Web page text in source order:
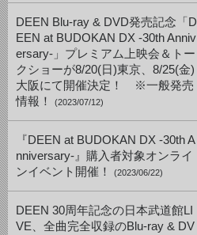
DEEN Blu-ray & DVD発売記念「D
EEN at BUDOKAN DX -30th Anniv
ersary-」プレミアム上映会＆トー
クショーが8/20(日)東京、8/25(金)
大阪にて開催決定！ ※一般発売
情報！
(2023/07/12)
『DEEN at BUDOKAN DX -30th A
nniversary-』購入者対象オンライ
ンイベント開催！
(2023/06/22)
DEEN 30周年記念の日本武道館LI
VE、全曲完全収録のBlu-ray & DV